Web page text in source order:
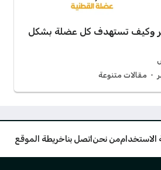
وكيف تستهدف كل عضلة بشكل
مقالات متنوعة
الاستخداممن نحن اتصل بناخريطة الموقع